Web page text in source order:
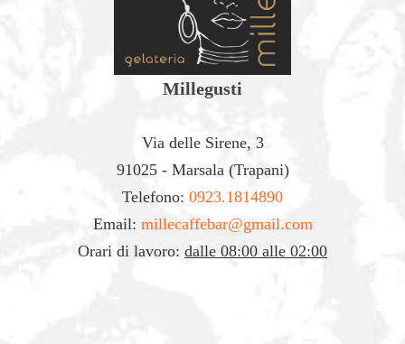
Millegusti
Via delle Sirene, 3
91025 - Marsala (Trapani)
Telefono: 0923.1814890
Email: millecaffebar@gmail.com
Orari di lavoro: dalle 08:00 alle 02:00